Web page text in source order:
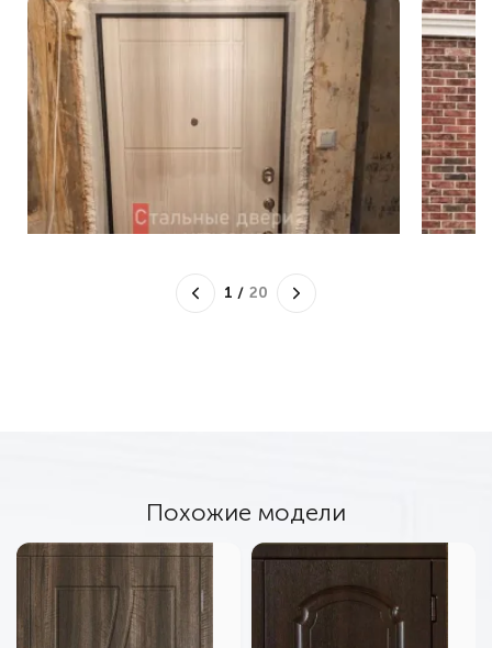
1 / 20
Похожие модели